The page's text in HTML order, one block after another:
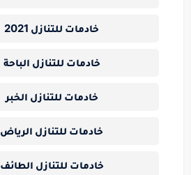
خادمات للتنازل 2021
خادمات للتنازل الباحة
خادمات للتنازل الخبر
خادمات للتنازل الرياض
خادمات للتنازل الطائف